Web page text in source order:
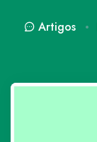
Artigos